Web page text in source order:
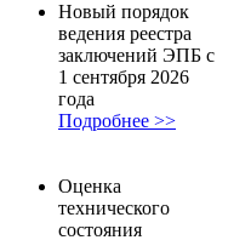
Новый порядок
ведения реестра
заключений ЭПБ с
1 сентября 2026
года
Подробнее >>
Оценка
технического
состояния